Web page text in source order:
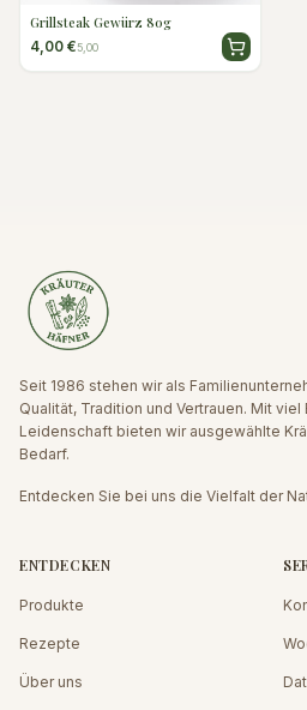
Grillsteak Gewürz 80g
4,00 €5,00
Seit 1986 stehen wir als
Qualität, Tradition und Vertrauen. Mit viel
Leidenschaft bieten wir ausgewählte
Bedarf.
Entdecken Sie bei uns die Vielfalt der
ENTDECKEN
Produkte
Rezepte
Über uns